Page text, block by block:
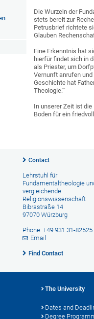
Die Wurzeln der
stets bereit zur
Petrusbrief richtete
Glauben
Eine Erkenntnis hat
hierfür findet sich in
als Priester, um
Vernunft anrufen und
Geschichte hat
Theologie.‘“
In unserer Zeit ist
Boden für ein
Contact
Lehrstuhl für
Fundamentaltheologie
vergleichende
Religionswissenschaft
Bibrastraße 14
97070 Würzburg
Phone: +49 931 31-82525
Email
Find Contact
The University
Dates and
Degree